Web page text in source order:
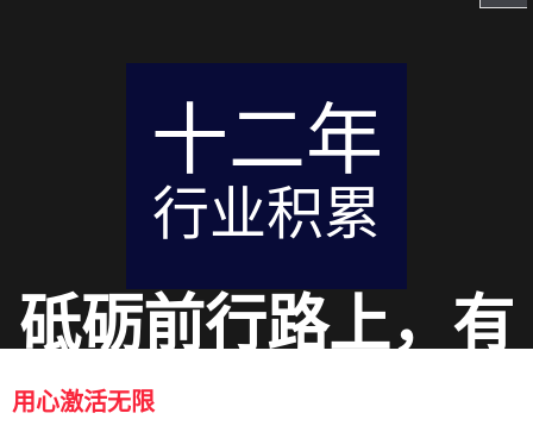
十二年
行业积累
砥砺前行路上，有
您关注，相聚相研
用心激活无限